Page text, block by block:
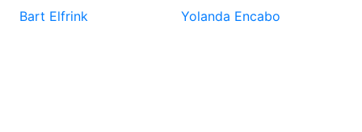
Bart Elfrink Yolanda Encabo